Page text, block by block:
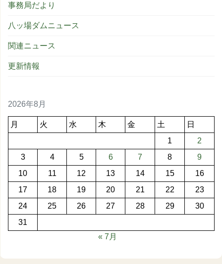
事務局だより
八ッ場ダムニュース
関連ニュース
更新情報
2026年8月
月 火 水 木 金 土
日
1
2
3
4 5 6 7 8
9
10
11 12 13 14 15
16
17
18 19 20 21 22
23
24
25 26 27 28 29
30
31
« 7月